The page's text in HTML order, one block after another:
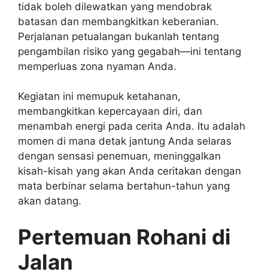
tidak boleh dilewatkan yang mendobrak
batasan dan membangkitkan keberanian.
Perjalanan petualangan bukanlah tentang
pengambilan risiko yang gegabah—ini tentang
memperluas zona nyaman Anda.
Kegiatan ini memupuk ketahanan,
membangkitkan kepercayaan diri, dan
menambah energi pada cerita Anda. Itu adalah
momen di mana detak jantung Anda selaras
dengan sensasi penemuan, meninggalkan
kisah-kisah yang akan Anda ceritakan dengan
mata berbinar selama bertahun-tahun yang
akan datang.
Pertemuan Rohani di
Jalan